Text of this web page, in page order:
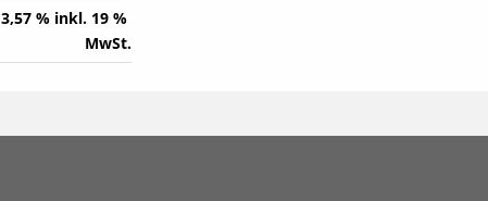
3,57 % inkl. 19 %
MwSt.